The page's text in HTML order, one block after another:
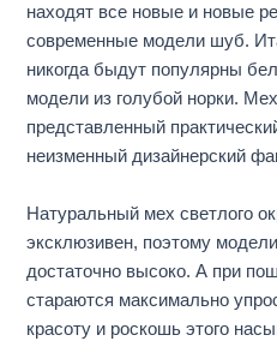
находят все новые и новые
современные модели шуб.
никогда быдут популярны
модели из голубой норки.
представленный
неизменный дизайнерский
Натуральный мех светлого
эксклюзивен, поэтому
достаточно высоко. А при
стараются максимально
красоту и роскошь этого